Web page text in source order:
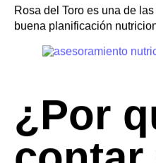
nutrición y dietética, con
INDYA ha tenido
procesos y cambiando la
Y todo ello, con el apoyo
una APP donde cada
Nuestro objetivo principal